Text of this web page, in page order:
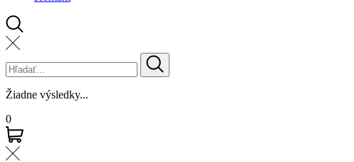
Žiadne výsledky...
0